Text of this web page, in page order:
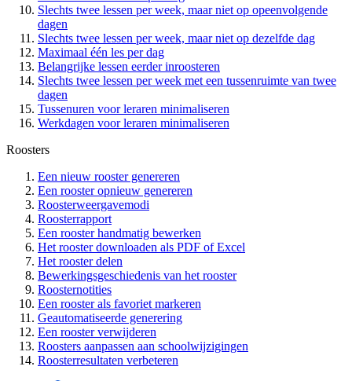
Slechts twee lessen per week, maar niet op opeenvolgende
dagen
Slechts twee lessen per week, maar niet op dezelfde dag
Maximaal één les per dag
Belangrijke lessen eerder inroosteren
Slechts twee lessen per week met een tussenruimte van twee
dagen
Tussenuren voor leraren minimaliseren
Werkdagen voor leraren minimaliseren
Roosters
Een nieuw rooster genereren
Een rooster opnieuw genereren
Roosterweergavemodi
Roosterrapport
Een rooster handmatig bewerken
Het rooster downloaden als PDF of Excel
Het rooster delen
Bewerkingsgeschiedenis van het rooster
Roosternotities
Een rooster als favoriet markeren
Geautomatiseerde generering
Een rooster verwijderen
Roosters aanpassen aan schoolwijzigingen
Roosterresultaten verbeteren